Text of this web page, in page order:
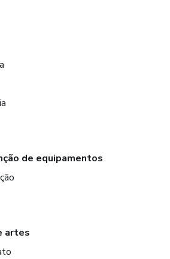
de equipamentos
artes